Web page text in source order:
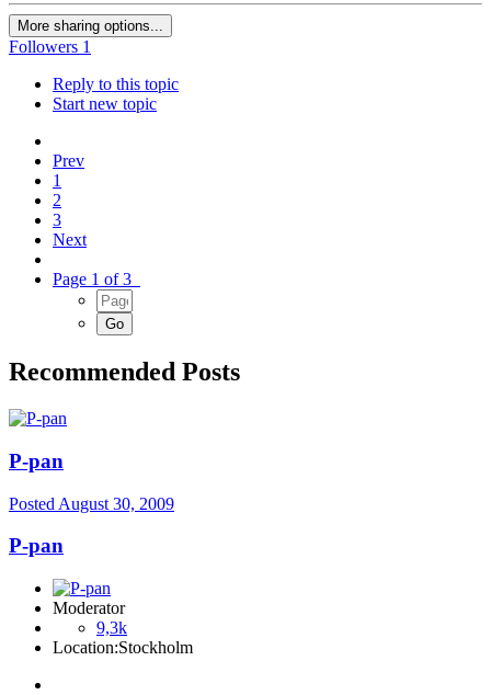
More sharing options...
Followers 1
Reply to this topic
Start new topic
Prev
1
2
3
Next
Page 1 of 3
Recommended Posts
P-pan
Posted August 30, 2009
P-pan
Moderator
9,3k
Location:Stockholm